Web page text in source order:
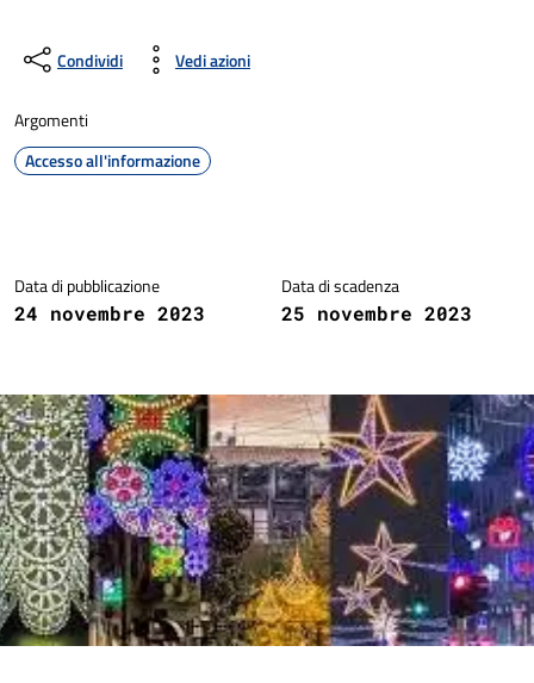
Condividi Vedi azioni
Argomenti
Accesso all'informazione
Data di pubblicazione
24 novembre 2023
Data di scadenza
25 novembre 2023